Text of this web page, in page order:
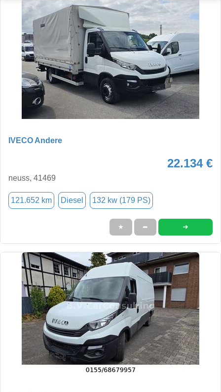
IVECO Andere
22.134 €
neuss, 41469
121.652 km Diesel 132 kw (179 PS)
★ ➦ ➜